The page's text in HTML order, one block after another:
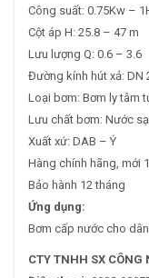
Công suất: 0.75Kw –
Cột áp H: 25.8 – 47 m
Lưu lượng Q: 0.6 – 3.6
Đường kính hút xả: DN
Loại bơm: Bơm ly tâm
Lưu chất bơm: Nước
Xuất xứ: DAB – Ý
Hàng chính hãng, mới
Bảo hành 12 tháng
Ứng dụng:
Bơm cấp nước cho
CTY TNHH SX CÔNG